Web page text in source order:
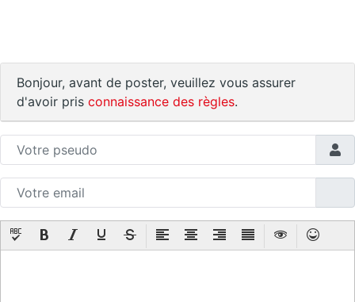
Bonjour, avant de poster, veuillez vous assurer
d'avoir pris connaissance des règles.